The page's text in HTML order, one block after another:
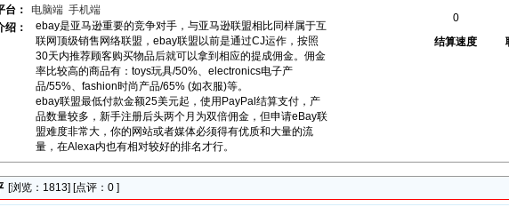
台：
电脑端 手机端
绍：
ebay是亚马逊重要的竞争对手，与亚马逊联盟相比同样属于互
联网顶级销售网络联盟，ebay联盟以前是通过CJ运作，按照
30天内推荐顾客购买物品后就可以拿到相应的提成佣金。佣金
率比较高的商品有：toys玩具/50%、electronics电子产
品/55%、fashion时尚产品/65% (如衣服)等。
ebay联盟最低付款金额25美元起，使用PayPal结算支付，产
品数量较多，新手注册后头两个月为双倍佣金，但申请eBay联
盟难度非常大，你的网站或者媒体必须得有优质和大量的流
量，在Alexa内也有相对较好的排名才行。
0
结算速度
[浏览： 1813] [点评：0 ]